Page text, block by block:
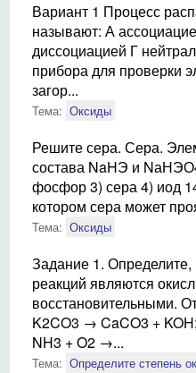
Вариант 1 Процесс
называют: А
диссоциацией Г
прибора для проверки
загор...
Тема: Оксиды
Решите сера. Сера.
состава NaHЭ и
фосфор 3) сера 4) иод
котором сера может
Тема: Оксиды
Задание 1.
реакций являются
восстановительными.
K2CO3 → CaCO3 +
NH3 + O2 →...
Тема: Определите степень